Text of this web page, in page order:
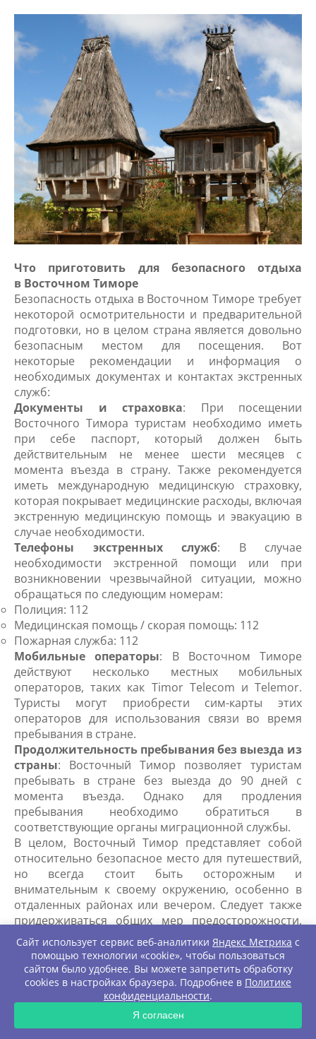
Что приготовить для безопасного отдыха
в Восточном Тиморе
Безопасность отдыха в Восточном Тиморе требует
некоторой осмотрительности и предварительной
подготовки, но в целом страна является довольно
безопасным местом для посещения. Вот
некоторые рекомендации и информация о
необходимых документах и контактах экстренных
служб:
Документы и страховка: При посещении
Восточного Тимора туристам необходимо иметь
при себе паспорт, который должен быть
действительным не менее шести месяцев с
момента въезда в страну. Также рекомендуется
иметь международную медицинскую страховку,
которая покрывает медицинские расходы, включая
экстренную медицинскую помощь и эвакуацию в
случае необходимости.
Телефоны экстренных служб: В случае
необходимости экстренной помощи или при
возникновении чрезвычайной ситуации, можно
обращаться по следующим номерам:
Полиция: 112
Медицинская помощь / скорая помощь: 112
Пожарная служба: 112
Мобильные операторы: В Восточном Тиморе
действуют несколько местных мобильных
операторов, таких как Timor Telecom и Telemor.
Туристы могут приобрести сим-карты этих
операторов для использования связи во время
пребывания в стране.
Продолжительность пребывания без выезда из
страны: Восточный Тимор позволяет туристам
пребывать в стране без выезда до 90 дней с
момента въезда. Однако для продления
пребывания необходимо обратиться в
соответствующие органы миграционной службы.
В целом, Восточный Тимор представляет собой
относительно безопасное место для путешествий,
но всегда стоит быть осторожным и
внимательным к своему окружению, особенно в
отдаленных районах или вечером. Следует также
придерживаться общих мер предосторожности,
чтобы избежать проблем.
Местная валюта и таможенные правила
в Восточном Тиморе
Местная валюта Восточного Тимора - доллар США
(USD). В стране официально используется доллар
как основная валюта, и большинство транзакций
Сайт использует сервис веб-аналитики Яндекс Метрика с
помощью технологии «cookie», чтобы пользоваться
сайтом было удобнее. Вы можете запретить обработку
cookies в настройках браузера. Подробнее в Политике
конфиденциальности.
Я согласен
ЗАПРОС